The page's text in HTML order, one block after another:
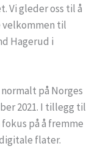
Vi gleder oss til å
velkommen til
Hagerud i
på Norges
2021. I tillegg til
på å fremme
flater.